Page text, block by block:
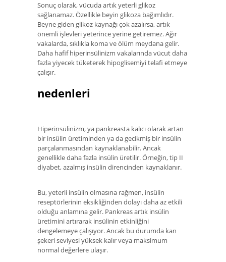
Sonuç olarak, vücuda artık yeterli glikoz
sağlanamaz. Özellikle beyin glikoza bağımlıdır.
Beyne giden glikoz kaynağı çok azalırsa, artık
önemli işlevleri yeterince yerine getiremez. Ağır
vakalarda, sıklıkla koma ve ölüm meydana gelir.
Daha hafif hiperinsülinizm vakalarında vücut daha
fazla yiyecek tüketerek hipoglisemiyi telafi etmeye
çalışır.
nedenleri
Hiperinsülinizm, ya pankreasta kalıcı olarak artan
bir insülin üretiminden ya da gecikmiş bir insülin
parçalanmasından kaynaklanabilir. Ancak
genellikle daha fazla insülin üretilir. Örneğin, tip II
diyabet, azalmış insülin direncinden kaynaklanır.
Bu, yeterli insülin olmasına rağmen, insülin
reseptörlerinin eksikliğinden dolayı daha az etkili
olduğu anlamına gelir. Pankreas artık insülin
üretimini artırarak insülinin etkinliğini
dengelemeye çalışıyor. Ancak bu durumda kan
şekeri seviyesi yüksek kalır veya maksimum
normal değerlere ulaşır.